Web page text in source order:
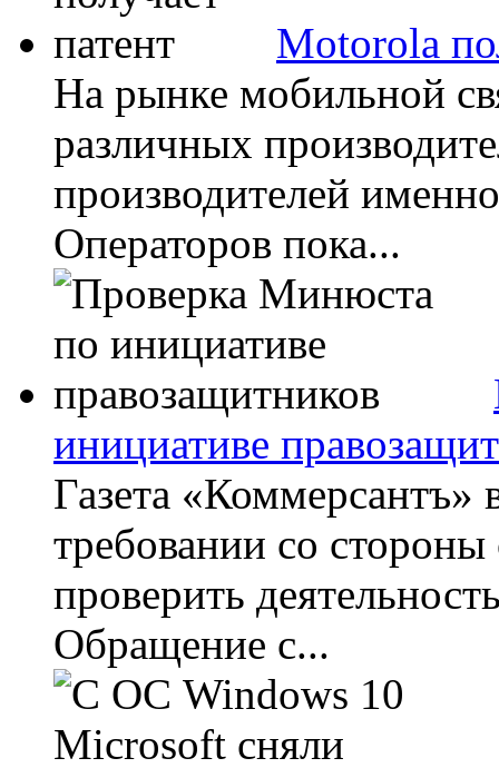
Motorola
На рынке мобильной
различных
производителей
Операторов пока...
инициативе
Газета
требовании со
проверить
Обращение с...